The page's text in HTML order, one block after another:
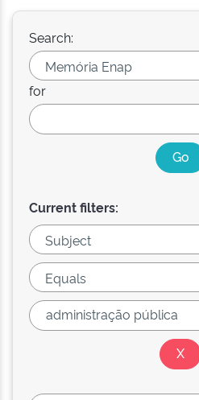
Search:
for
Current filters: